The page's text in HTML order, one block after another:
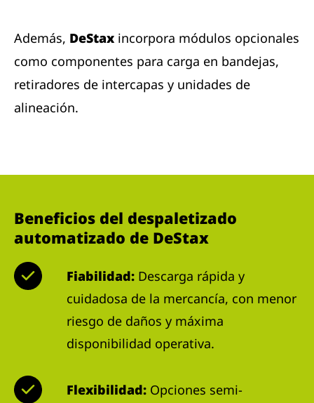
Además, DeStax incorpora módulos opcionales
como componentes para carga en bandejas,
retiradores de intercapas y unidades de
alineación.
Beneficios del despaletizado
automatizado de DeStax
Fiabilidad: Descarga rápida y
cuidadosa de la mercancía, con menor
riesgo de daños y máxima
disponibilidad operativa.
Flexibilidad: Opciones semi-